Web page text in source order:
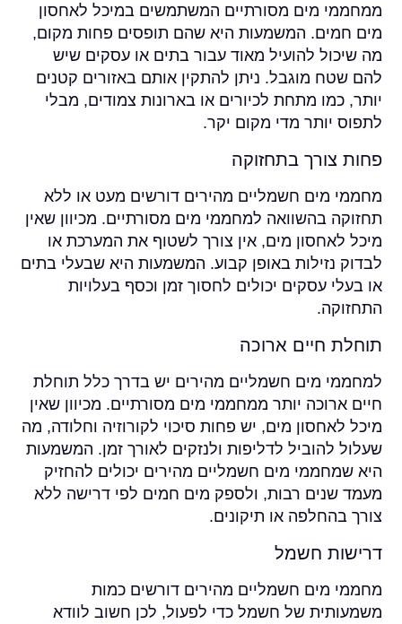
ממחממי מים מסורתיים המשתמשים במיכל לאחסון
מים חמים. המשמעות היא שהם תופסים פחות מקום,
מה שיכול להועיל מאוד עבור בתים או עסקים שיש
להם שטח מוגבל. ניתן להתקין אותם באזורים קטנים
יותר, כמו מתחת לכיורים או בארונות צמודים, מבלי
לתפוס יותר מדי מקום יקר.
פחות צורך בתחזוקה
מחממי מים חשמליים מהירים דורשים מעט או ללא
תחזוקה בהשוואה למחממי מים מסורתיים. מכיוון שאין
מיכל לאחסון מים, אין צורך לשטוף את המערכת או
לבדוק נזילות באופן קבוע. המשמעות היא שבעלי בתים
או בעלי עסקים יכולים לחסוך זמן וכסף בעלויות
התחזוקה.
תוחלת חיים ארוכה
למחממי מים חשמליים מהירים יש בדרך כלל תוחלת
חיים ארוכה יותר ממחממי מים מסורתיים. מכיוון שאין
מיכל לאחסון מים, יש פחות סיכוי לקורוזיה וחלודה, מה
שעלול להוביל לדליפות ולנזקים לאורך זמן. המשמעות
היא שמחממי מים חשמליים מהירים יכולים להחזיק
מעמד שנים רבות, ולספק מים חמים לפי דרישה ללא
צורך בהחלפה או תיקונים.
דרישות חשמל
מחממי מים חשמליים מהירים דורשים כמות
משמעותית של חשמל כדי לפעול, לכן חשוב לוודא